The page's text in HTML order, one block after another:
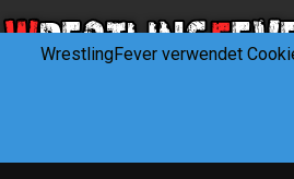
WrestlingFever verwendet